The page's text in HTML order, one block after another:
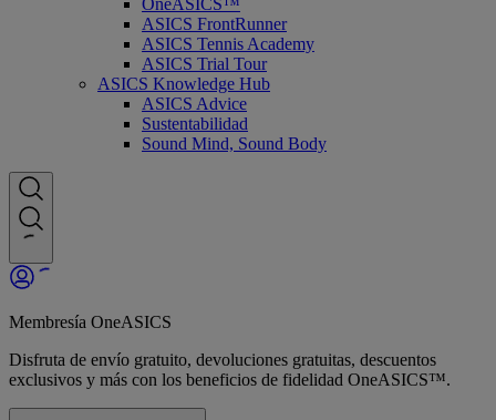
OneASICS™
ASICS FrontRunner
ASICS Tennis Academy
ASICS Trial Tour
ASICS Knowledge Hub
ASICS Advice
Sustentabilidad
Sound Mind, Sound Body
Membresía OneASICS
Disfruta de envío gratuito, devoluciones gratuitas, descuentos
exclusivos y más con los beneficios de fidelidad OneASICS™.